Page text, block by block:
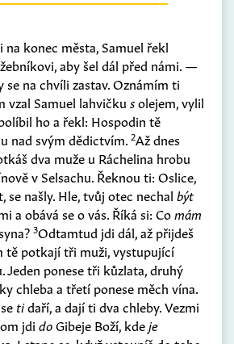
konec města, Samuel řekl
aby šel dál před námi. —
se na chvíli zastav. Oznámím ti
vzal Samuel lahvičku solejem, vylil
ho a řekl: Hospodin tě
nad svým dědictvím. 2Až dnes
dva muže u Ráchelina hrobu
v Selsachu. Řeknou ti: Oslice,
se našly. Hle, tvůj otec nechal být
a obává se o vás. Říká si: Comám
3Odtamtud jdi dál, až přijdeš
tě potkají tři muži, vystupující
Jeden ponese tři kůzlata, druhý
chleba a třetí ponese měch vína.
tidaří, a dají ti dva chleby. Vezmi
jdi doGibeje Boží, kdeje